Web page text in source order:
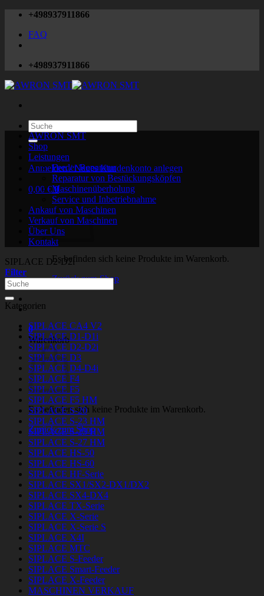
Zum
springen
+498937911866
FAQ
+498937911866
Suchen
nach:
Anmelden / Neues Kundenkonto anlegen
0,00 € 0
Es befinden sich keine Produkte im Warenkorb.
Zurück zum Shop
0
Warenkorb
Es befinden sich keine Produkte im Warenkorb.
Zurück zum Shop
AWRON SMT
Shop
Leistungen
Feeder Reparatur
Reparatur von Bestückungsköpfen
Maschinenüberholung
Service und Inbetriebnahme
Ankauf von Maschinen
Verkauf von Maschinen
Über Uns
Kontakt
SIPLACE D2-D2i
Filter
Suchen
nach:
Kategorien
SIPLACE CA4 V2
SIPLACE D1-D1i
SIPLACE D2-D2i
SIPLACE D3
SIPLACE D4-D4i
SIPLACE F4
SIPLACE F5
SIPLACE F5 HM
SIPLACE S-20
SIPLACE S-23 HM
SIPLACE S-25 HM
SIPLACE S-27 HM
SIPLACE HS-50
SIPLACE HS-60
SIPLACE HF-Serie
SIPLACE SX1/SX2-DX1/DX2
SIPLACE SX4-DX4
SIPLACE TX-Serie
SIPLACE X-Serie
SIPLACE X-Serie S
SIPLACE X4I
SIPLACE MTC
SIPLACE S-Feeder
SIPLACE Smart-Feeder
SIPLACE X-Feeder
MASCHINEN VERKAUF